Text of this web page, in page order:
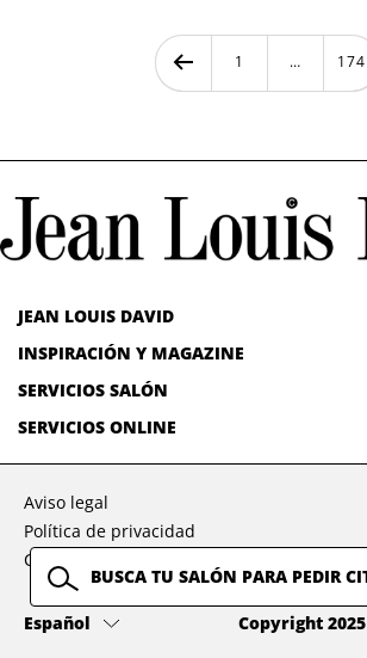
1 … 174
JEAN LOUIS DAVID
INSPIRACIÓN Y MAGAZINE
SERVICIOS SALÓN
SERVICIOS ONLINE
Aviso legal
Política de privacidad
Condiciones generales
Idioma
Español
Copyright 2025